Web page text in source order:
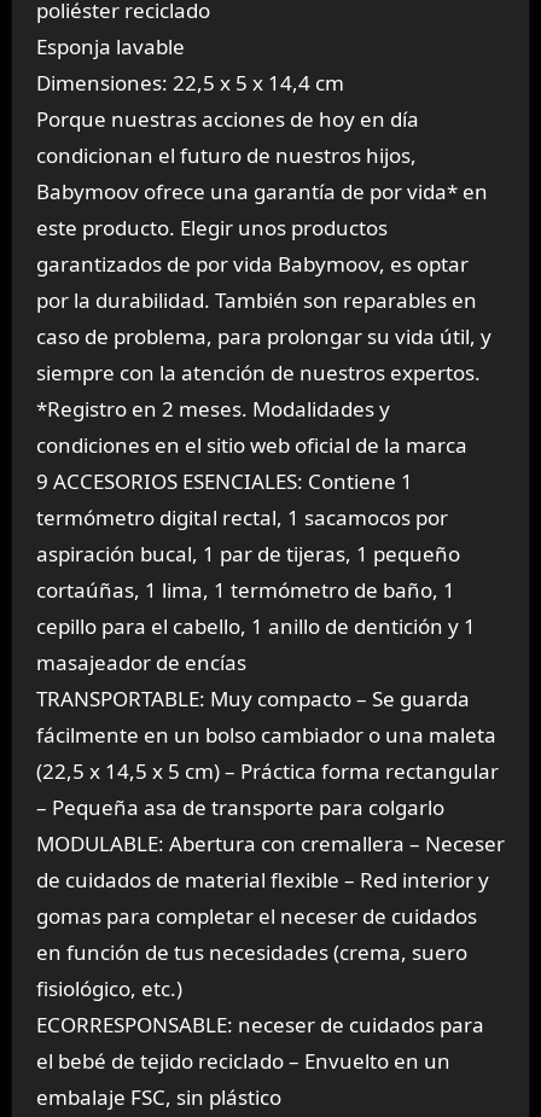
poliéster reciclado
Esponja lavable
Dimensiones: 22,5 x 5 x 14,4 cm
Porque nuestras acciones de hoy en día
condicionan el futuro de nuestros hijos,
Babymoov ofrece una garantía de por vida* en
este producto. Elegir unos productos
garantizados de por vida Babymoov, es optar
por la durabilidad. También son reparables en
caso de problema, para prolongar su vida útil, y
siempre con la atención de nuestros expertos.
*Registro en 2 meses. Modalidades y
condiciones en el sitio web oficial de la marca
9 ACCESORIOS ESENCIALES: Contiene 1
termómetro digital rectal, 1 sacamocos por
aspiración bucal, 1 par de tijeras, 1 pequeño
cortaúñas, 1 lima, 1 termómetro de baño, 1
cepillo para el cabello, 1 anillo de dentición y 1
masajeador de encías
TRANSPORTABLE: Muy compacto – Se guarda
fácilmente en un bolso cambiador o una maleta
(22,5 x 14,5 x 5 cm) – Práctica forma rectangular
– Pequeña asa de transporte para colgarlo
MODULABLE: Abertura con cremallera – Neceser
de cuidados de material flexible – Red interior y
gomas para completar el neceser de cuidados
en función de tus necesidades (crema, suero
fisiológico, etc.)
ECORRESPONSABLE: neceser de cuidados para
el bebé de tejido reciclado – Envuelto en un
embalaje FSC, sin plástico